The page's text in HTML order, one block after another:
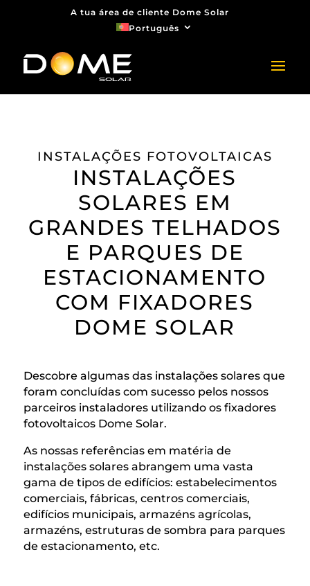
A tua área de cliente Dome Solar
Português
INSTALAÇÕES FOTOVOLTAICAS
INSTALAÇÕES
SOLARES EM
GRANDES TELHADOS
E PARQUES DE
ESTACIONAMENTO
COM FIXADORES
DOME SOLAR
Descobre algumas das instalações solares que
foram concluídas com sucesso pelos nossos
parceiros instaladores utilizando os fixadores
fotovoltaicos Dome Solar.
As nossas referências em matéria de
instalações solares abrangem uma vasta
gama de tipos de edifícios: estabelecimentos
comerciais, fábricas, centros comerciais,
edifícios municipais, armazéns agrícolas,
armazéns, estruturas de sombra para parques
de estacionamento, etc.